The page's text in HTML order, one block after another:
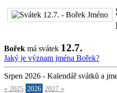
Bořek má svátek 12.7.
Jaký je význam jména Bořek?
Srpen 2026 - Kalendář svátků a
« 2025 2026 2027 »